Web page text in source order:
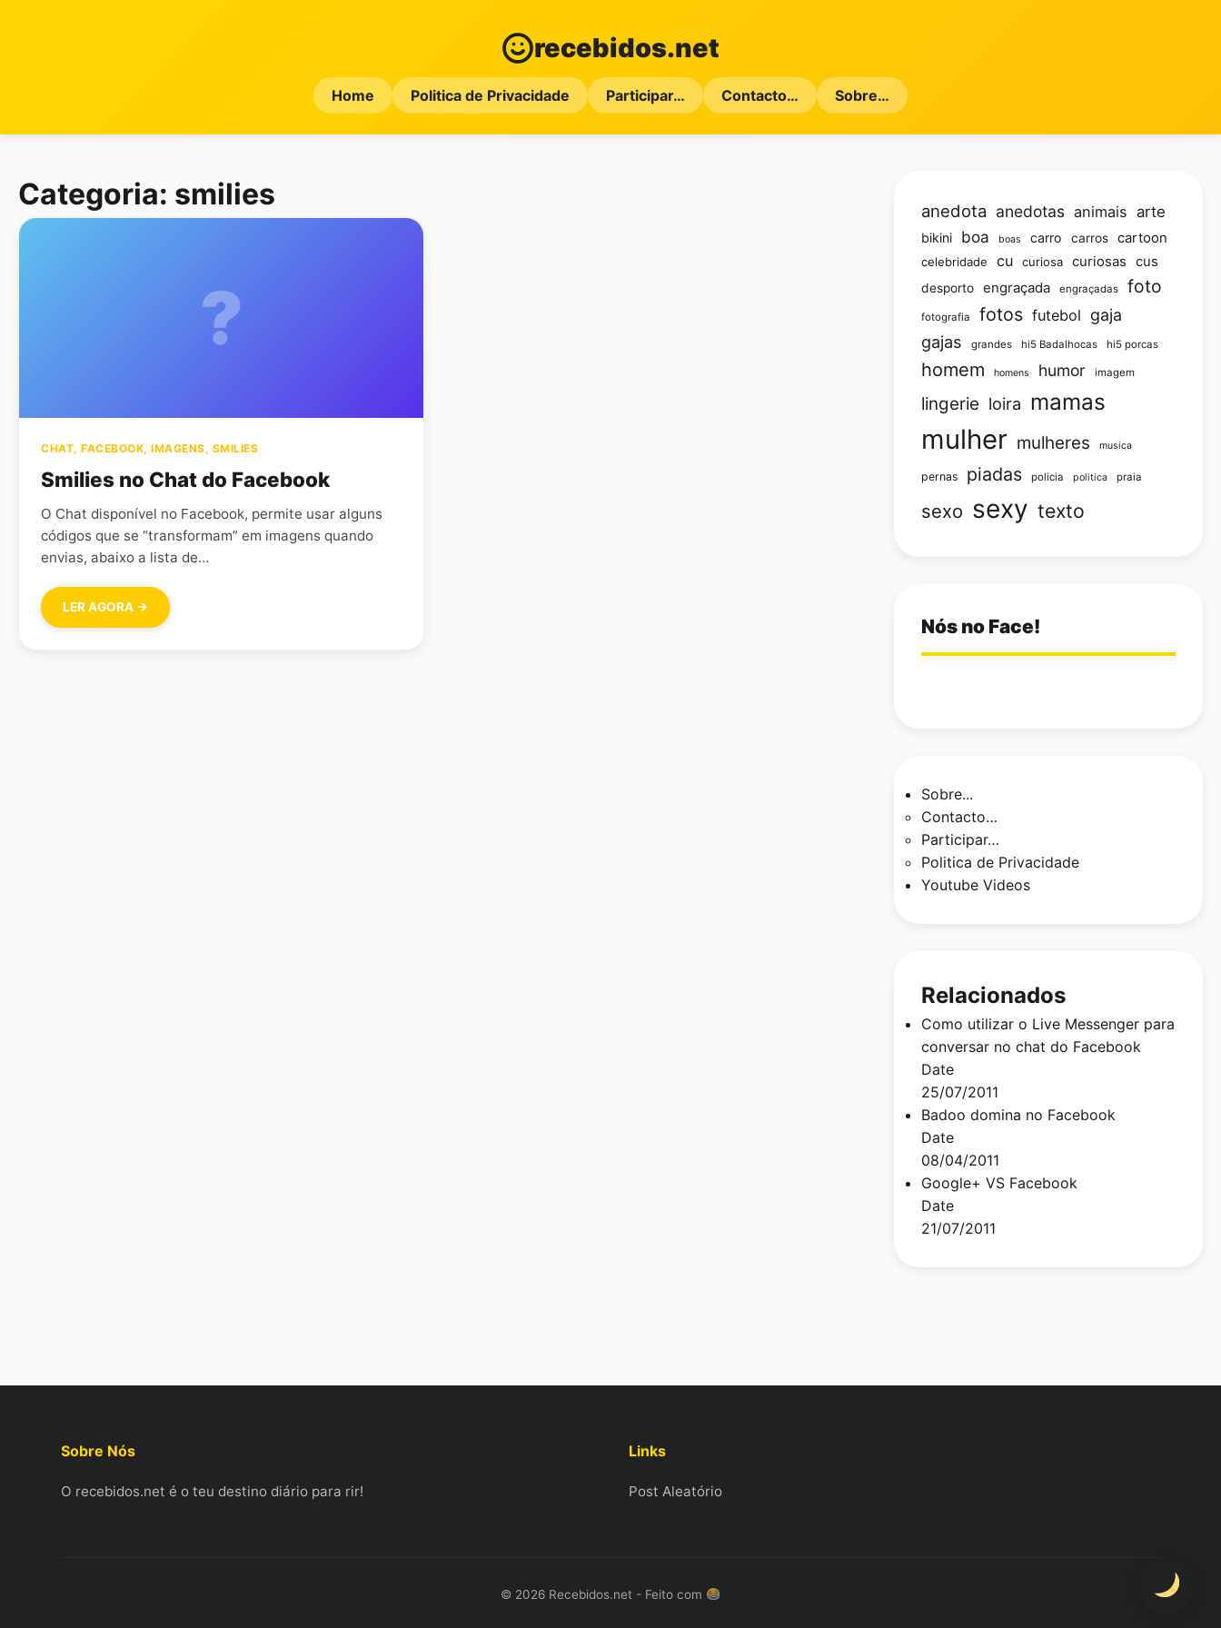
recebidos.net
Home Politica de Privacidade Participar… Contacto… Sobre…
Categoria: smilies
?
CHAT, FACEBOOK, IMAGENS, SMILIES
Smilies no Chat do Facebook
O Chat disponível no Facebook, permite usar alguns
códigos que se “transformam” em imagens quando
envias, abaixo a lista de…
LER AGORA →
anedota anedotas animais arte
bikini boa boas carro carros cartoon
celebridade cu curiosa curiosas cus
desporto engraçada engraçadas foto
fotografia fotos futebol gaja
gajas grandes hi5 Badalhocas hi5 porcas
homem homens humor imagem
lingerie loira mamas
mulher mulheres musica
pernas piadas policia politica praia
sexo sexy texto
Nós no Face!
Sobre...
Contacto…
Participar…
Politica de Privacidade
Youtube Videos
Relacionados
Como utilizar o Live Messenger para
conversar no chat do Facebook
Date
25/07/2011
Badoo domina no Facebook
Date
08/04/2011
Google+ VS Facebook
Date
21/07/2011
Sobre Nós
O recebidos.net é o teu destino diário para rir!
Links
Post Aleatório
© 2026 Recebidos.net - Feito com